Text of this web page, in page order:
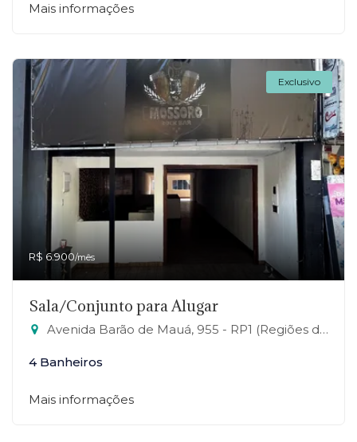
Mais informações
Exclusivo
R$ 6.900/mês
Sala/Conjunto para Alugar
Avenida Barão de Mauá, 955 - RP1 (Regiões de Planejamento), Mauá-SP
4 Banheiros
Mais informações